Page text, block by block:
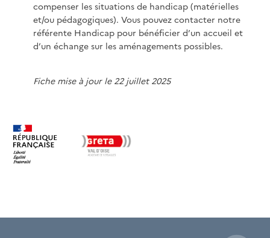
compenser les situations de handicap (matérielles
et/ou pédagogiques). Vous pouvez contacter notre
référente Handicap pour bénéficier d’un accueil et
d’un échange sur les aménagements possibles.
Fiche mise à jour le 22 juillet 2025